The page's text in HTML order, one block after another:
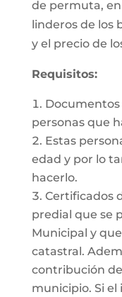
de permuta,
linderos de los
y el precio de
Requisitos:
personas que
Estas
edad y por lo
hacerlo.
Certificados
predial que se
Municipal y
catastral.
contribución
municipio. Si